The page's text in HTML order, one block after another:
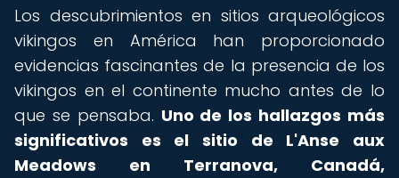
Los descubrimientos en sitios arqueológicos
vikingos en América han proporcionado
evidencias fascinantes de la presencia de los
vikingos en el continente mucho antes de lo
que se pensaba. Uno de los hallazgos más
significativos es el sitio de L'Anse aux
Meadows en Terranova, Canadá,